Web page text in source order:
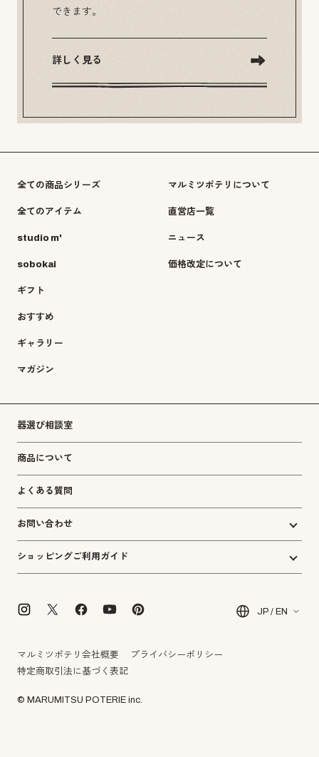
できます。
詳しく見る
全ての商品シリーズ
全てのアイテム
studio m'
sobokai
ギフト
おすすめ
ギャラリー
マガジン
マルミツポテリについて
直営店一覧
ニュース
価格改定について
器選び相談室
商品について
よくある質問
お問い合わせ
ショッピングご利用ガイド
JP / EN
マルミツポテリ会社概要
プライバシーポリシー
特定商取引法に基づく表記
© MARUMITSU POTERIE inc.